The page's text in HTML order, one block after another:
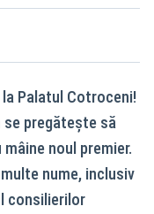
Palatul Cotroceni!
se pregătește să
noul premier.
nume, inclusiv
consilierilor